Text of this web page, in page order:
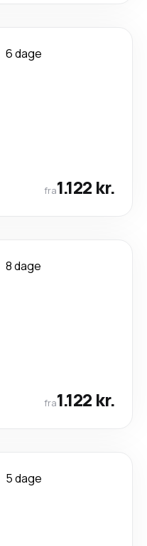
6 dage
fra1.122 kr.
8 dage
fra1.122 kr.
5 dage